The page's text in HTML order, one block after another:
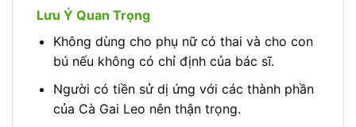
Lưu Ý Quan Trọng
Không dùng cho phụ nữ có thai và cho con
bú nếu không có chỉ định của bác sĩ.
Người có tiền sử dị ứng với các thành phần
của Cà Gai Leo nên thận trọng.